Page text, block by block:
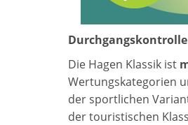
Die Hagen Klassik ist
Wertungskategorien
der sportlichen
der touristischen